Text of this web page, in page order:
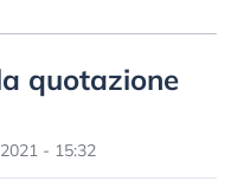
quotazione
- 15:32